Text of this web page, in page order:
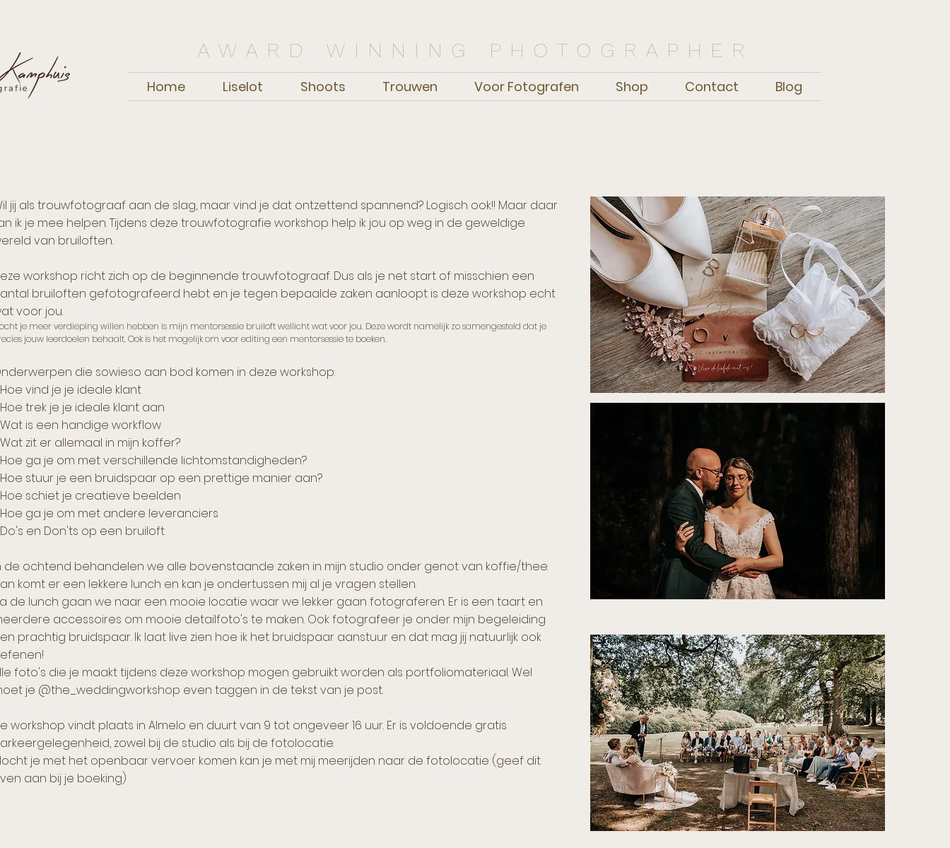
AWARD WINNING PHOTOGRAPHER
Home Liselot Shoots Trouwen Voor Fotografen Shop Contact Blog
jij als trouwfotograaf aan de slag, maar vind je dat ontzettend spannend? Logisch ook!! Maar daar
ik je mee helpen. Tijdens deze trouwfotografie workshop help ik jou op weg in de geweldige
van bruiloften.
workshop richt zich op de beginnende trouwfotograaf. Dus als je net start of misschien een
bruiloften gefotografeerd hebt en je tegen bepaalde zaken aanloopt is deze workshop echt
voor jou.
je meer verdieping willen hebben is mijn mentorsessie bruiloft wellicht wat voor jou. Deze wordt namelijk zo samengesteld dat je
jouw leerdoelen behaalt. Ook is het mogelijk om voor editing een mentorsessie te boeken.
die sowieso aan bod komen in deze workshop:
vind je je ideale klant
trek je je ideale klant aan
is een handige workflow
zit er allemaal in mijn koffer?
ga je om met verschillende lichtomstandigheden?
stuur je een bruidspaar op een prettige manier aan?
schiet je creatieve beelden
ga je om met andere leveranciers
en Don'ts op een bruiloft
de ochtend behandelen we alle bovenstaande zaken in mijn studio onder genot van koffie/thee.
komt er een lekkere lunch en kan je ondertussen mij al je vragen stellen.
de lunch gaan we naar een mooie locatie waar we lekker gaan fotograferen. Er is een taart en
accessoires om mooie detailfoto's te maken. Ook fotografeer je onder mijn begeleiding
prachtig bruidspaar. Ik laat live zien hoe ik het bruidspaar aanstuur en dat mag jij natuurlijk ook
foto's die je maakt tijdens deze workshop mogen gebruikt worden als portfoliomateriaal. Wel
je @the_weddingworkshop even taggen in de tekst van je post.
workshop vindt plaats in Almelo en duurt van 9 tot ongeveer 16 uur. Er is voldoende gratis
zowel bij de studio als bij de fotolocatie.
je met het openbaar vervoer komen kan je met mij meerijden naar de fotolocatie (geef dit
aan bij je boeking)